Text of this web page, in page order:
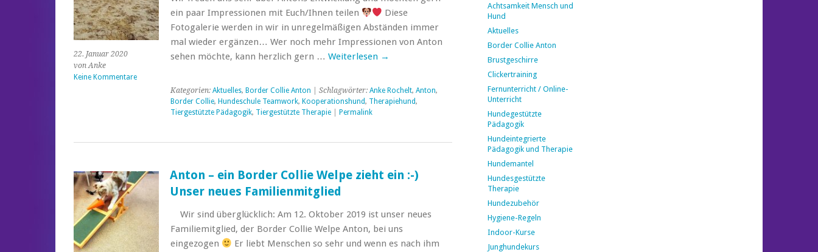
22. Januar 2020
von Anke
Keine Kommentare
ein paar Impressionen mit Euch/Ihnen teilen
Diese
Fotogalerie werden in wir in unregelmäßigen Abständen immer
mal wieder ergänzen… Wer noch mehr Impressionen von Anton
sehen möchte, kann herzlich gern … Weiterlesen →
Kategorien: Aktuelles, Border Collie Anton | Schlagwörter: Anke Rochelt, Anton,
Border Collie, Hundeschule Teamwork, Kooperationshund, Therapiehund,
Tiergestützte Pädagogik, Tiergestützte Therapie| Permalink
Anton – ein Border Collie Welpe zieht ein :-)
Unser neues Familienmitglied
Wir sind überglücklich: Am 12. Oktober 2019 ist unser neues
Familiemitglied, der Border Collie Welpe Anton, bei uns
eingezogen
Er liebt Menschen so sehr und wenn es nach ihm
Achtsamkeit Mensch und
Hund
Aktuelles
Border Collie Anton
Brustgeschirre
Clickertraining
Fernunterricht / Online-
Unterricht
Hundegestützte
Pädagogik
Hundeintegrierte
Pädagogik und Therapie
Hundemantel
Hundesgestützte
Therapie
Hundezubehör
Hygiene-Regeln
Indoor-Kurse
Junghundekurs